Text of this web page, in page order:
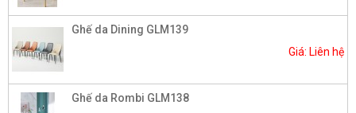
Ghế da Dining GLM139
Giá: Liên hệ
Ghế da Rombi GLM138